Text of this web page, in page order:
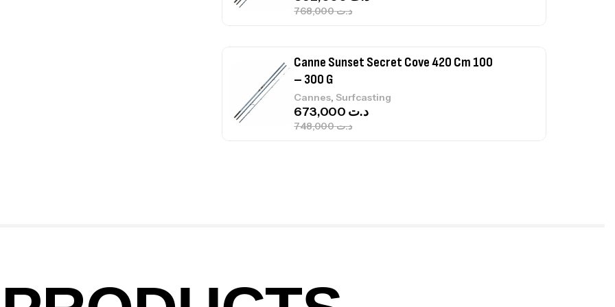
د.ت748,000
Canne Jigging Sunset Massive Attack
1.83m 120/250gr 30kg
Cannes, Jigging
د.ت379,000
د.ت340,000
Volant 3 Branches Inox T26S/35